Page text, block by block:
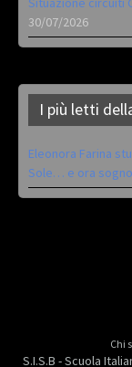
30/07/2026
I più letti
Eleonora Farina
Sole… e ora
Chi
S.I.S.B - Scuola